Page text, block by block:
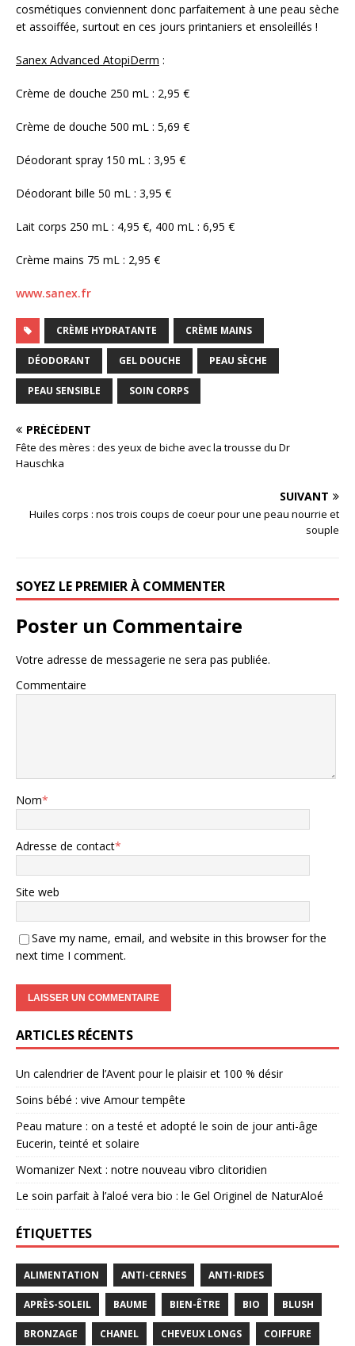
cosmétiques conviennent donc parfaitement à une peau sèche
et assoiffée, surtout en ces jours printaniers et ensoleillés !
Sanex Advanced AtopiDerm :
Crème de douche 250 mL : 2,95 €
Crème de douche 500 mL : 5,69 €
Déodorant spray 150 mL : 3,95 €
Déodorant bille 50 mL : 3,95 €
Lait corps 250 mL : 4,95 €, 400 mL : 6,95 €
Crème mains 75 mL : 2,95 €
www.sanex.fr
CRÈME HYDRATANTE CRÈME MAINS
DÉODORANT GEL DOUCHE PEAU SÈCHE
PEAU SENSIBLE SOIN CORPS
PRÉCÉDENT
Fête des mères : des yeux de biche avec la trousse du Dr
Hauschka
SUIVANT
Huiles corps : nos trois coups de coeur pour une peau nourrie et
souple
SOYEZ LE PREMIER À COMMENTER
Poster un Commentaire
Votre adresse de messagerie ne sera pas publiée.
Commentaire
Nom*
Adresse de contact*
Site web
Save my name, email, and website in this browser for the
next time I comment.
ARTICLES RÉCENTS
Un calendrier de l’Avent pour le plaisir et 100 % désir
Soins bébé : vive Amour tempête
Peau mature : on a testé et adopté le soin de jour anti-âge
Eucerin, teinté et solaire
Womanizer Next : notre nouveau vibro clitoridien
Le soin parfait à l’aloé vera bio : le Gel Originel de NaturAloé
ÉTIQUETTES
ALIMENTATION ANTI-CERNES ANTI-RIDES
APRÈS-SOLEIL BAUME BIEN-ÊTRE BIO BLUSH
BRONZAGE CHANEL CHEVEUX LONGS COIFFURE